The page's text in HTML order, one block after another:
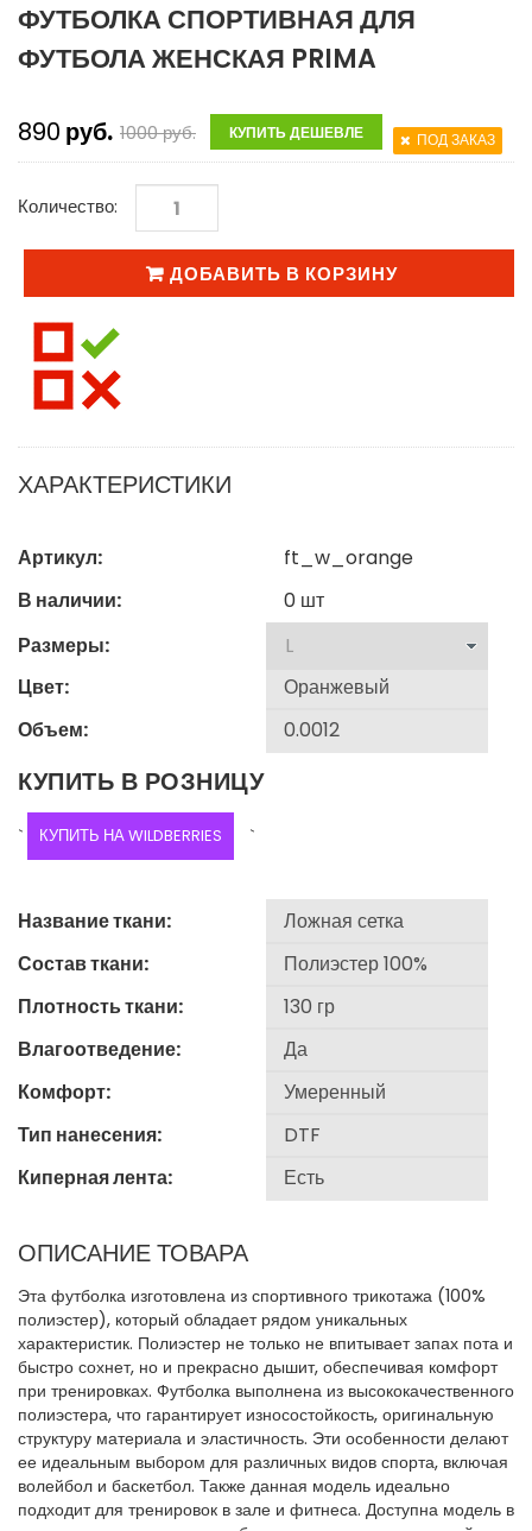
ФУТБОЛКА СПОРТИВНАЯ ДЛЯ
ФУТБОЛА ЖЕНСКАЯ PRIMA
890 руб. 1000руб. КУПИТЬ ДЕШЕВЛЕ ПОД ЗАКАЗ
Количество:
ДОБАВИТЬ В КОРЗИНУ
ХАРАКТЕРИСТИКИ
Артикул:
ft_w_orange
В наличии:
0 шт
Размеры:
Цвет:
Объем:
КУПИТЬ В РОЗНИЦУ
` КУПИТЬ НА WILDBERRIES `
Название ткани:
Состав ткани:
Плотность ткани:
Влагоотведение:
Комфорт:
Тип нанесения:
Киперная лента:
ОПИСАНИЕ ТОВАРА
Эта футболка изготовлена из спортивного трикотажа (100%
полиэстер), который обладает рядом уникальных
характеристик. Полиэстер не только не впитывает запах пота и
быстро сохнет, но и прекрасно дышит, обеспечивая комфорт
при тренировках. Футболка выполнена из высококачественного
полиэстера, что гарантирует износостойкость, оригинальную
структуру материала и эластичность. Эти особенности делают
ее идеальным выбором для различных видов спорта, включая
волейбол и баскетбол. Также данная модель идеально
подходит для тренировок в зале и фитнеса. Доступна модель в